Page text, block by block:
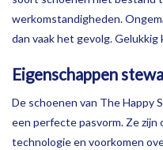
werkomstandigheden.
dan vaak het gevolg. Gelukkig
Eigenschappen
De schoenen van The Happy
een perfecte pasvorm. Ze
technologie en voorkomen